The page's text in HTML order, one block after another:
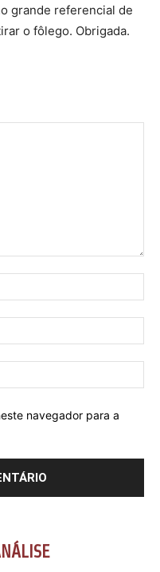
grande referencial de
o fôlego. Obrigada.
navegador para a